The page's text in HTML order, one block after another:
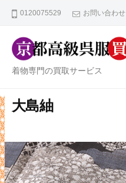
ス
キ
ッ
プ
0120075529 お問い合わせ
京
高
服
買
着物専門の買取サービス
大島紬
都
級
呉
服
取
セ
タ
ー